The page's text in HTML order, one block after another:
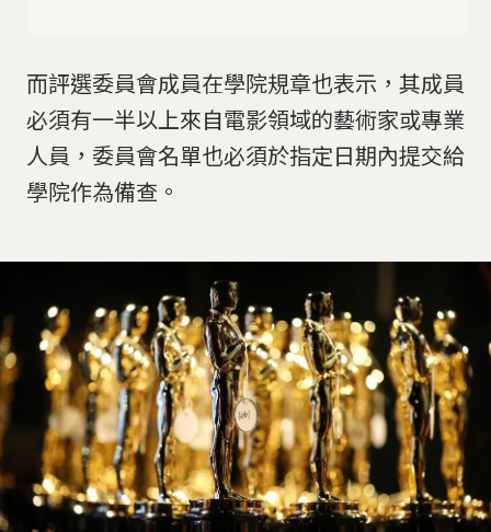
而評選委員會成員在學院規章也表示，其成員
必須有一半以上來自電影領域的藝術家或專業
人員，委員會名單也必須於指定日期內提交給
學院作為備查。